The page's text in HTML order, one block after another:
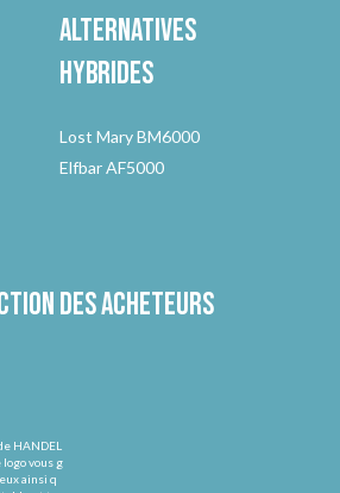
Alternatives
hybrides
Lost Mary BM6000
Elfbar AF5000
des acheteurs
HANDEL
logo vous g
ainsi q